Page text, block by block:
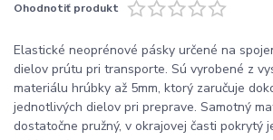
Ohodnotiť produkt
Elastické neoprénové pásky určené na
dielov prútu pri transporte. Sú vyrobené z
materiálu hrúbky až 5mm, ktorý zaručuje
jednotlivých dielov pri preprave. Samotný
dostatočne pružný, v okrajovej časti pokrytý